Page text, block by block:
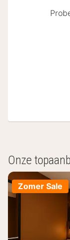
Onze
Zomer Sale